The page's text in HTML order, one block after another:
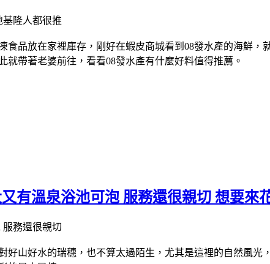
食品放在家裡庫存，剛好在蝦皮商城看到08發水產的海鮮
帶著老婆前往，看看08發水產有什麼好料值得推薦。
有溫泉浴池可泡 服務還很親切 想要來
好山好水的瑞穗，也不算太過陌生，尤其是這裡的自然風